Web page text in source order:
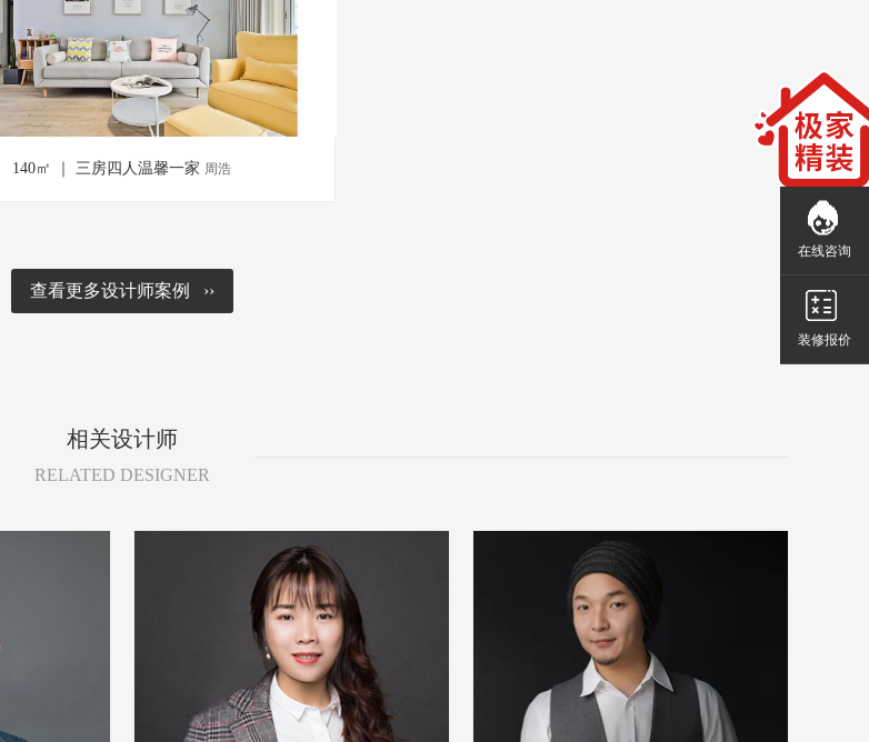
140㎡ ｜ 三房四人温馨一家 周浩
查看更多设计师案例 ››
相关设计师
RELATED DESIGNER
在线咨询
装修报价